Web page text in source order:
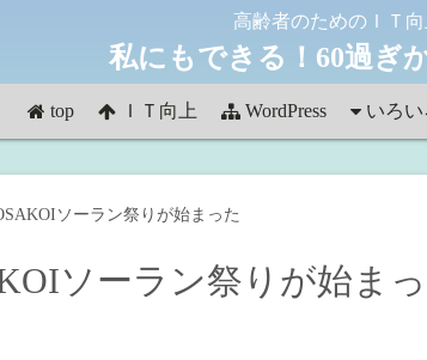
高齢者のためのＩＴ
私にもできる！60過ぎ
top ＩＴ向上 WordPress いろい
観光
ソーラン祭りが始まった
ソーラン祭りが始ま